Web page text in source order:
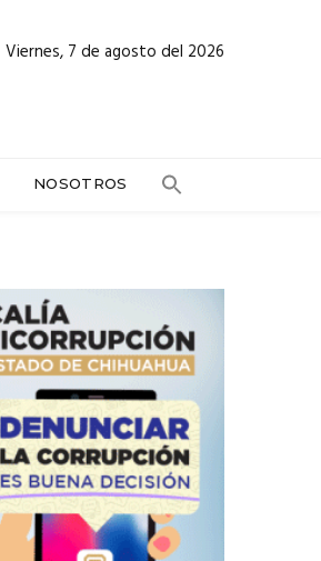
Viernes, 7 de agosto del 2026
NOSOTROS